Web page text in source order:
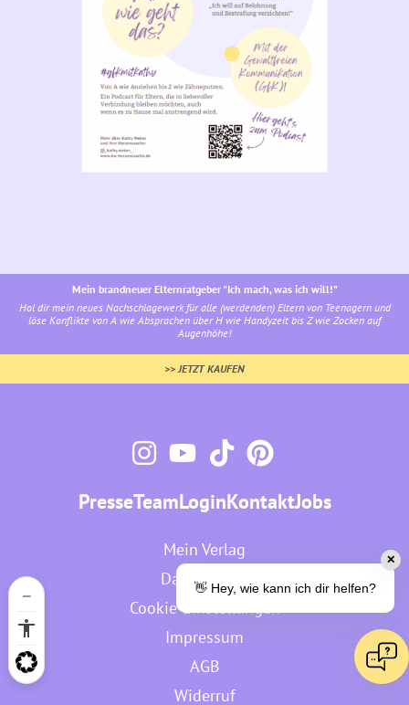
Mein brandneuer Elternratgeber "Ich mach, was ich will!"
Hol dir mein neues Nachschlagewerk für alle (werdenden) Eltern von Teenagern und
löse Konflikte von A wie Absprachen über H wie Handyzeit bis Z wie Zocken auf
Augenhöhe!
>> JETZT KAUFEN
PresseTeamLoginKontaktJobs
Mein Verlag
Datenschutz
Cookie-Einstellungen
Impressum
AGB
Widerruf
✕
👋 Hey, wie kann ich dir helfen?